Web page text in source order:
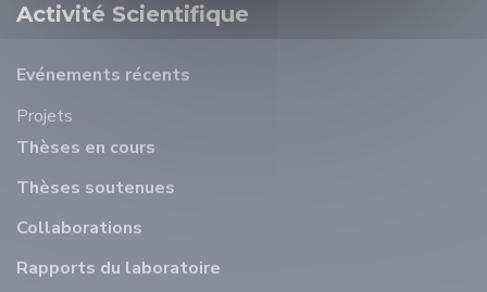
Activité Scientifique
Evénements récents
Projets
Thèses en cours
Thèses soutenues
Collaborations
Rapports du laboratoire